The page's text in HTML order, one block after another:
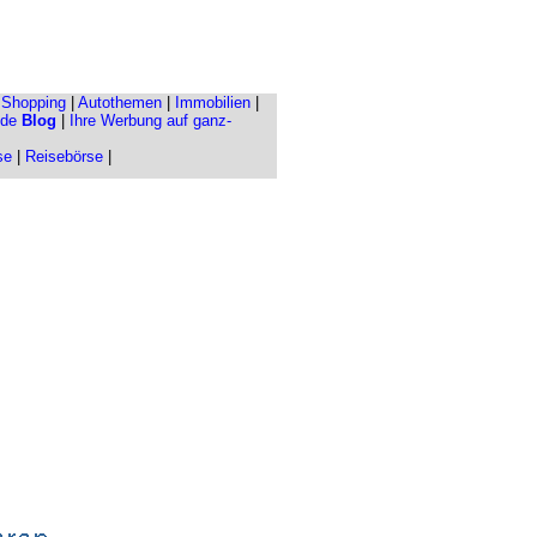
Shopping Autothemen Immobilien
Blog
Ihre Werbung auf ganz-
| Reisebörse|